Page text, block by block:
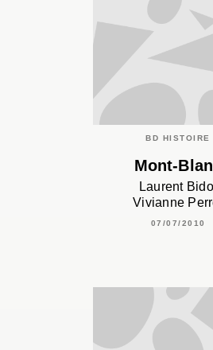
BD HISTOIRE
Mont-
Laurent
Vivianne
07/07/2010